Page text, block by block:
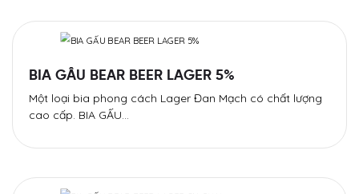
BIA GẤU BEAR BEER LAGER 5%
Một loại bia phong cách Lager Đan Mạch có chất lượng
cao cấp. BIA GẤU…